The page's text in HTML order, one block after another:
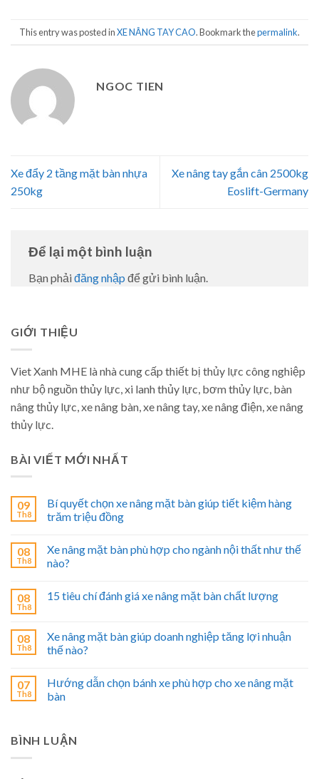
This entry was posted inXE NÂNG TAY CAO. Bookmark thepermalink.
NGOC TIEN
Xe đẩy 2 tầng mặt bàn nhựa
250kg
Xe nâng tay gắn cân 2500kg
Eoslift-Germany
Để lại một bình luận
Bạn phải đăng nhập để gửi bình luận.
GIỚI THIỆU
Viet Xanh MHE là nhà cung cấp thiết bị thủy lực công nghiệp
như bộ nguồn thủy lực, xi lanh thủy lực, bơm thủy lực, bàn
nâng thủy lực, xe nâng bàn, xe nâng tay, xe nâng điện, xe nâng
thủy lực.
BÀI VIẾT MỚI NHẤT
09
Th8
Bí quyết chọn xe nâng mặt bàn giúp tiết kiệm hàng
trăm triệu đồng
08
Th8
Xe nâng mặt bàn phù hợp cho ngành nội thất như thế
nào?
08
Th8
15 tiêu chí đánh giá xe nâng mặt bàn chất lượng
08
Th8
Xe nâng mặt bàn giúp doanh nghiệp tăng lợi nhuận
thế nào?
07
Th8
Hướng dẫn chọn bánh xe phù hợp cho xe nâng mặt
bàn
BÌNH LUẬN